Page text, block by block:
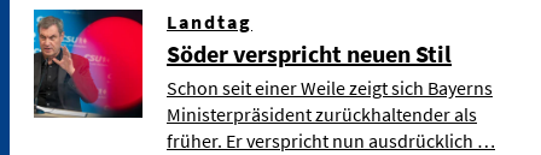
Landtag
Söder verspricht neuen Stil
Schon seit einer Weile zeigt sich Bayerns
Ministerpräsident zurückhaltender als
früher. Er verspricht nun ausdrücklich …